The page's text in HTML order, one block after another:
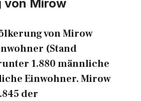
von Mirow
von Mirow
(Stand
1.880 männliche
Einwohner. Mirow
der